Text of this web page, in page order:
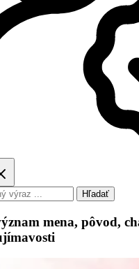
Hľadať
mena, pôvod,